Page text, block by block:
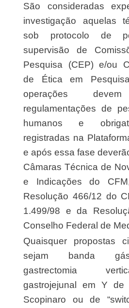
São consideradas experimentais ou em
investigação aquelas
sob protocolo de
supervisão de
Pesquisa (CEP) e/ou
de Ética em
operações
regulamentações de
humanos e
registradas na
e após essa fase
Câmaras Técnica de
e Indicações do
Resolução 466/12 do
1.499/98 e da
Conselho Federal de
Quaisquer propostas cirúrgicas que não
sejam banda
gastrectomia
gastrojejunal em Y de
Scopinaro ou de